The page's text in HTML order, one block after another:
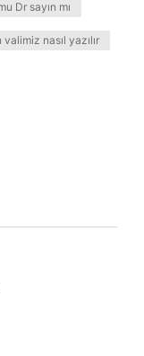
Dr sayın mı
valimiz nasıl yazılır